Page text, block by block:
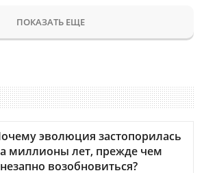
ПОКАЗАТЬ ЕЩЕ
эволюция застопорилась
миллионы лет, прежде чем
возобновиться?